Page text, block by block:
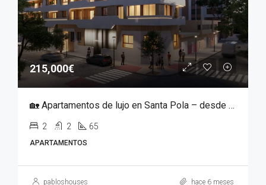
215,000€
🏡 Apartamentos de lujo en Santa Pola – desde ~215 000 €
2 2 65
APARTAMENTOS
pabloshouses hace 6 meses